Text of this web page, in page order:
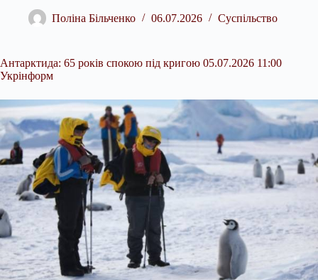
Поліна Більченко 06.07.2026 Суспільство
Антарктида: 65 років спокою під кригою 05.07.2026 11:00
Укрінформ